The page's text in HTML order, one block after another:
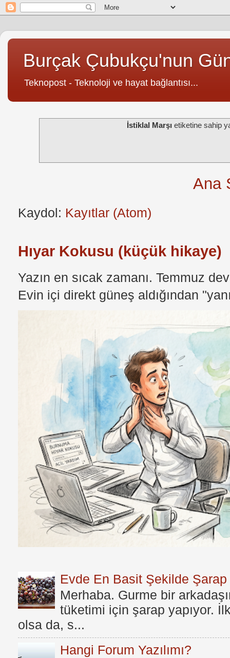
Burçak Çubukçu'nun
Teknopost - Teknoloji ve hayat bağlantısı...
İstiklal Marşı etiketine sahip
Ana
Kaydol: Kayıtlar (Atom)
Hıyar Kokusu (küçük hikaye)
Yazın en sıcak zamanı. Temmuz
Evin içi direkt güneş aldığından
Evde En Basit Şekilde Şarap
Merhaba. Gurme bir
tüketimi için şarap yapıyor.
olsa da, s...
Hangi Forum Yazılımı?